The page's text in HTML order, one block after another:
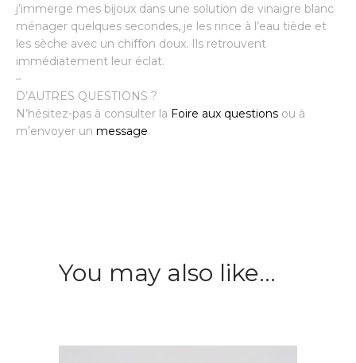
j’immerge mes bijoux dans une solution de vinaigre blanc
ménager quelques secondes, je les rince à l’eau tiède et
les sèche avec un chiffon doux. Ils retrouvent
immédiatement leur éclat.
–
D’AUTRES QUESTIONS ?
N’hésitez-pas à consulter la Foire aux questions ou à
m’envoyer un message.
You may also like…